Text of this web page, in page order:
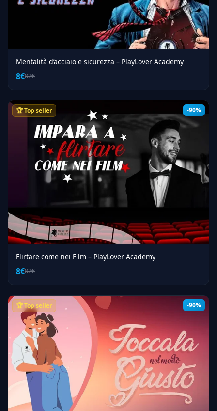
Mentalità d’acciaio e sicurezza – PlayLover Academy
8€82€
-90%
🏆 Top seller
Flirtare come nei Film – PlayLover Academy
8€82€
-90%
🏆 Top seller